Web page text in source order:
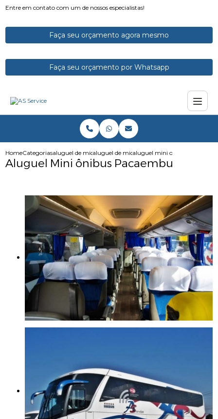
Entre em contato com um de nossos especialistas!
Faça seu orçamento agora mesmo
Faça seu orçamento por Whatsapp
HomeCategoriasaluguel de micro onibusaluguel de micro onibus para funcionarios
aluguel mini onibus
Aluguel Mini ônibus Pacaembu